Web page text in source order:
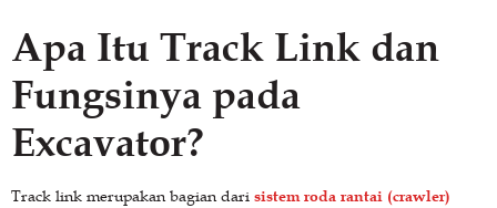
Apa Itu Track Link dan
Fungsinya pada
Excavator?
Track link merupakan bagian dari sistem roda rantai (crawler)